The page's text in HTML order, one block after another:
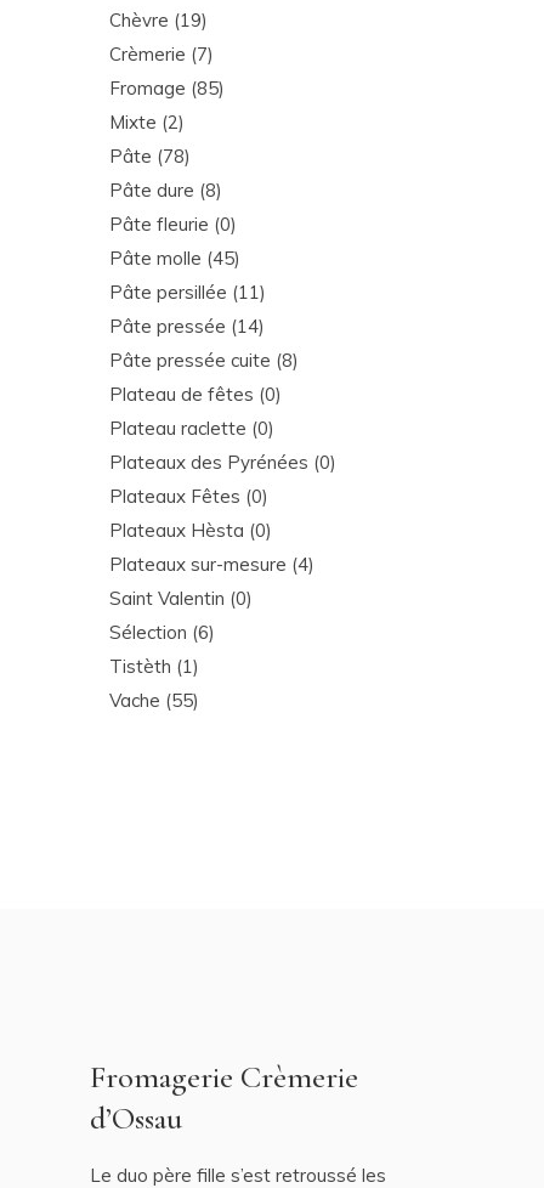
Chèvre (19)
Crèmerie (7)
Fromage (85)
Mixte (2)
Pâte (78)
Pâte dure (8)
Pâte fleurie (0)
Pâte molle (45)
Pâte persillée (11)
Pâte pressée (14)
Pâte pressée cuite (8)
Plateau de fêtes (0)
Plateau raclette (0)
Plateaux des Pyrénées (0)
Plateaux Fêtes (0)
Plateaux Hèsta (0)
Plateaux sur-mesure (4)
Saint Valentin (0)
Sélection (6)
Tistèth (1)
Vache (55)
Fromagerie Crèmerie
d’Ossau
Le duo père fille s’est retroussé les